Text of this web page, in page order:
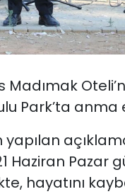
Madımak
Park’ta anma
yapılan
Pazar
hayatını